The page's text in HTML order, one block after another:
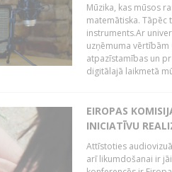
Mūzika, kas mūsos
matemātiska. Tāpēc
instruments.Ar
uzņēmuma
atpazīstamības un
digitālajā laikmetā
EIROPAS
INICIATĪVU
Attīstoties
arī likumdošanai ir